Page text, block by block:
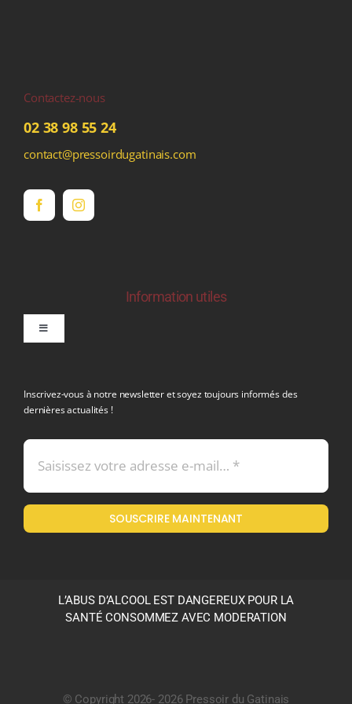
Contactez-nous
02 38 98 55 24
contact@pressoirdugatinais.com
Information utiles
Toggle
Mentions légales
Politique en matière de remboursements et de retours
Inscrivez-vous à notre newsletter et soyez toujours informés des
dernières actualités !
SOUSCRIRE MAINTENANT
L’ABUS D’ALCOOL EST DANGEREUX POUR LA
SANTÉ CONSOMMEZ AVEC MODERATION
© Copyright 2026- 2026 Pressoir du Gatinais